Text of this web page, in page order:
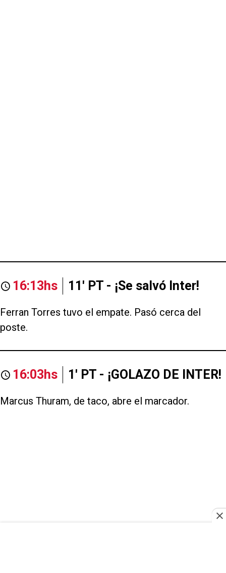
16:13hs 11' PT - ¡Se salvó Inter!
Ferran Torres tuvo el empate. Pasó cerca del
poste.
16:03hs 1' PT - ¡GOLAZO DE INTER!
Marcus Thuram, de taco, abre el marcador.